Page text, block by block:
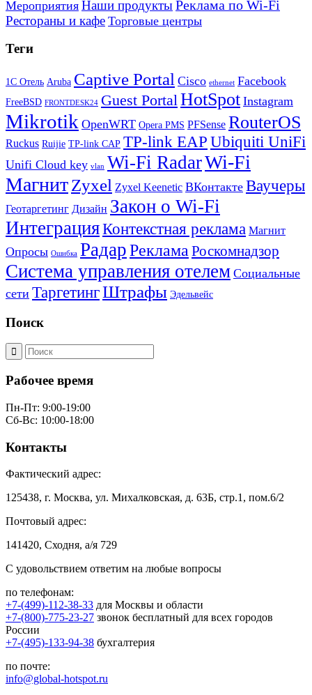
Мероприятия Наши продуктыРеклама по Wi-Fi
Рестораны и кафе Торговые центры
Теги
1С Отель Aruba Captive Portal Cisco ethernet Facebook
FreeBSD FRONTDESK24 Guest PortalHotSpot Instagram
Mikrotik OpenWRT Opera PMS PFSense RouterOS
Ruckus Ruijie TP-link CAP TP-link EAP Ubiquiti UniFi
Unifi Cloud key vlan Wi-Fi RadarWi-Fi
МагнитZyxel Zyxel Keenetic ВКонтакте Ваучеры
Геотаргетинг Дизайн Закон о Wi-Fi
ИнтеграцияКонтекстная реклама Магнит
Опросы Ошибка РадарРеклама Роскомнадзор
Система управления отелем Социальные
сети ТаргетингШтрафы Эдельвейс
Поиск
Рабочее время
Пн-Пт: 9:00-19:00
Сб-Вс: 10:00-18:00
Контакты
Фактический адрес:
125438, г. Москва, ул. Михалковская, д. 63Б, стр.1, пом.6/2
Почтовый адрес:
141420, Сходня, а/я 729
С удовольствием ответим на любые вопросы
по телефонам:
+7-(499)-112-38-33 для Москвы и области
+7-(800)-775-23-27 звонок бесплатный для всех городов
России
+7-(495)-133-94-38 бухгалтерия
по почте:
info@global-hotspot.ru